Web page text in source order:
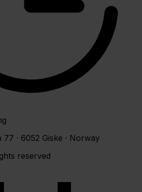
77 · 6052 Giske · Norway
reserved